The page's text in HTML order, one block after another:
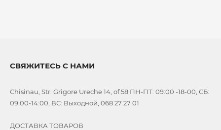
СВЯЖИТЕСЬ С НАМИ
Chisinau, Str. Grigore Ureche 14, of.58 ПН-ПТ: 09:00 -18-00, СБ:
09:00-14:00, ВС: Выходной, 068 27 27 01
ДОСТАВКА ТОВАРОВ